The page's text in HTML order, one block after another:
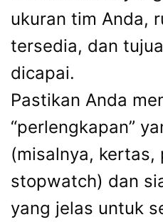
ukuran tim Anda,
tersedia, dan
dicapai.
Pastikan Anda
“perlengkapan”
(misalnya, kertas,
stopwatch) dan
yang jelas untuk